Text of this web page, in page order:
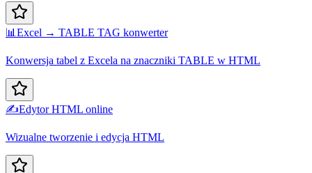
📊 Excel → TABLE TAG konwerter
Konwersja tabel z Excela na znaczniki TABLE w HTML
✍️Edytor HTML online
Wizualne tworzenie i edycja HTML